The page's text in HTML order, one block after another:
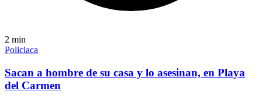
2 min
Policiaca
Sacan a hombre de su casa y lo asesinan, en Playa
del Carmen